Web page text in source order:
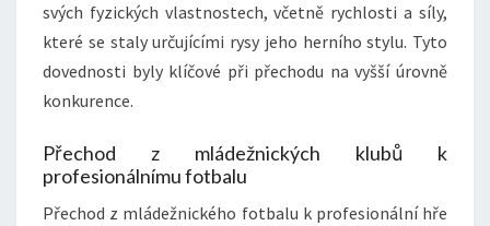
svých fyzických vlastnostech, včetně rychlosti a síly,
které se staly určujícími rysy jeho herního stylu. Tyto
dovednosti byly klíčové při přechodu na vyšší úrovně
konkurence.
Přechod z mládežnických klubů k
profesionálnímu fotbalu
Přechod z mládežnického fotbalu k profesionální hře